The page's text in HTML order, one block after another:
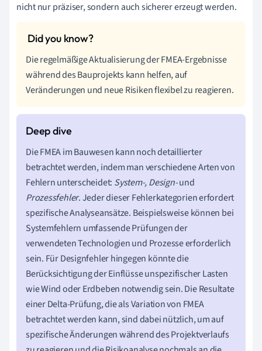
nicht nur präziser, sondern auch sicherer erzeugt werden.
Die regelmäßige Aktualisierung der FMEA-Ergebnisse
während des Bauprojekts kann helfen, auf
Veränderungen und neue Risiken flexibel zu reagieren.
Die FMEA im Bauwesen kann noch detaillierter
betrachtet werden, indem man verschiedene Arten von
Fehlern unterscheidet: System-, Design-und
Prozessfehler. Jeder dieser Fehlerkategorien erfordert
spezifische Analyseansätze. Beispielsweise können bei
Systemfehlern umfassende Prüfungen der
verwendeten Technologien und Prozesse erforderlich
sein. Für Designfehler hingegen könnte die
Berücksichtigung der Einflüsse unspezifischer Lasten
wie Wind oder Erdbeben notwendig sein. Die Resultate
einer Delta-Prüfung, die als Variation von FMEA
betrachtet werden kann, sind dabei nützlich, um auf
spezifische Änderungen während des Projektverlaufs